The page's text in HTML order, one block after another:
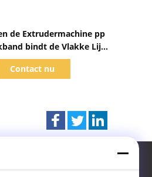
de Extrudermachine pp
bindt de Vlakke Lijn
Garenuitdrijving vast
Contact nu